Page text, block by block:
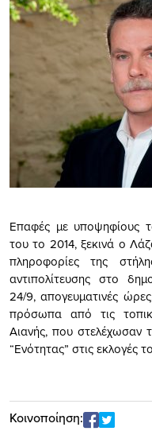
Επαφές με υποψηφίους
του το 2014, ξεκινά ο
πληροφορίες της
αντιπολίτευσης στο
24/9, απογευματινές
πρόσωπα από τις
Αιανής, που στελέχωσαν
“Ενότητας” στις εκλογές
Κοινοποίηση: